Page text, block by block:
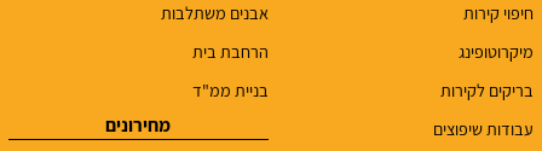
חיפוי קירות
מיקרוטופינג
בריקים לקירות
עבודות שיפוצים
אבנים משתלבות
הרחבת בית
בניית ממ"ד
מחירונים